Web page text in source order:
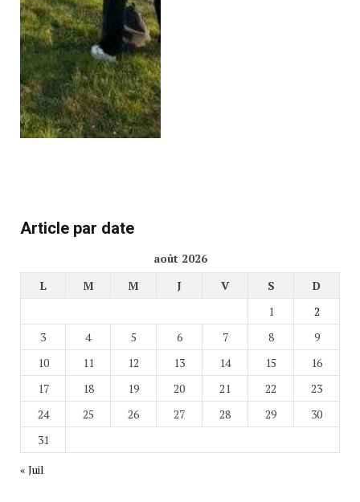
Article par date
août 2026
L
M M J V S
D
1
2
3
4 5 6 7 8
9
10
11 12 13 14 15
16
17
18 19 20 21 22
23
24
25 26 27 28 29
30
31
« Juil